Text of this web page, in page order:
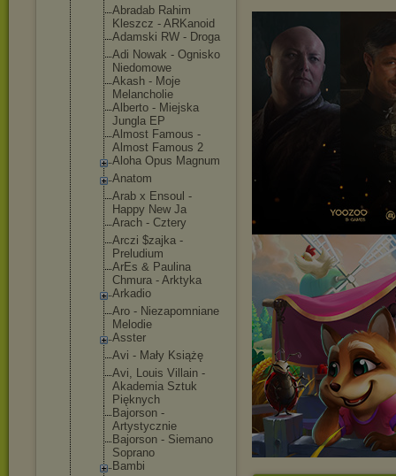
Abradab Rahim
Kleszcz - ARKanoid
Adamski RW - Droga
Adi Nowak - Ognisko
Niedomowe
Akash - Moje
Melancholie
Alberto - Miejska
Jungla EP
Almost Famous -
Almost Famous 2
Aloha Opus Magnum
Anatom
Arab x Ensoul -
Happy New Ja
Arach - Cztery
Arczi $zajka -
Preludium
ArEs & Paulina
Chmura - Arktyka
Arkadio
Aro - Niezapomniane
Melodie
Asster
Avi - Mały Książę
Avi, Louis Villain -
Akademia Sztuk
Pięknych
Bajorson -
Artystycznie
Bajorson - Siemano
Soprano
Bambi